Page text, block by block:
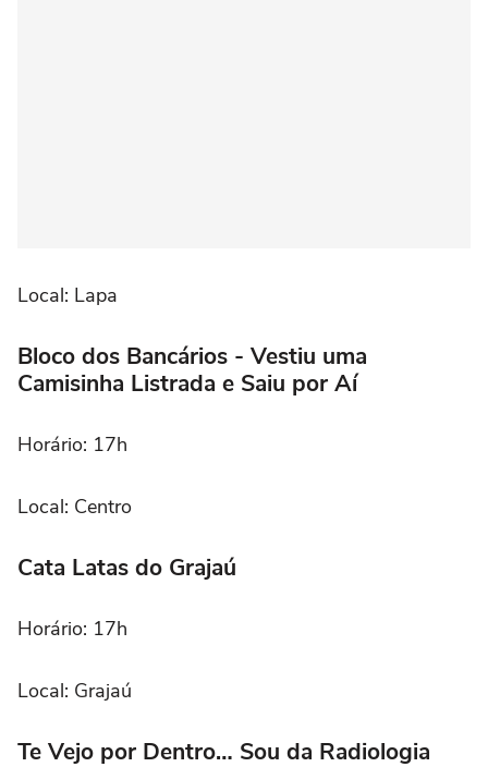
Local: Lapa
Bloco dos Bancários - Vestiu uma
Camisinha Listrada e Saiu por Aí
Horário: 17h
Local: Centro
Cata Latas do Grajaú
Horário: 17h
Local: Grajaú
Te Vejo por Dentro… Sou da Radiologia